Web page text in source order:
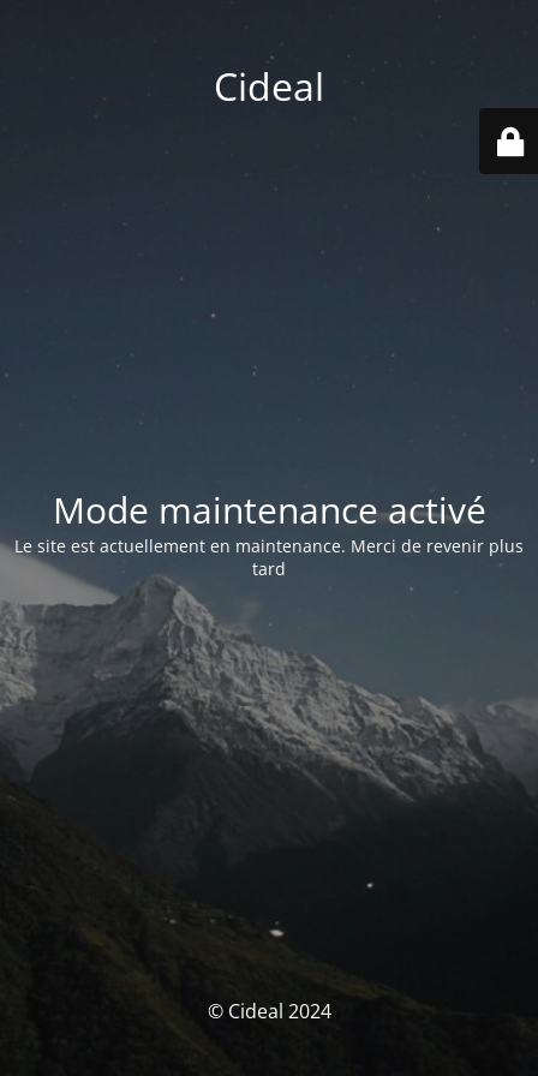
Cideal
Mode maintenance activé
Le site est actuellement en maintenance. Merci de revenir plus
tard
© Cideal 2024